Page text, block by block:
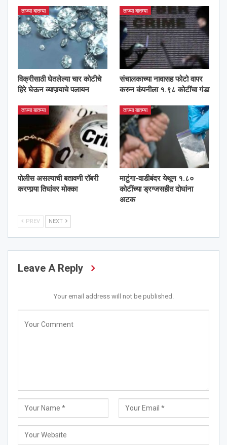
ताज्या बातम्या
विक्रीसाठी घेतलेल्या चार कोटीचे
हिरे घेऊन व्यापार्‍याचे पलायन
ताज्या बातम्या
संचालकाच्या नावासह फोटो वापर
करुन कंपनीला १.९८ कोटींचा गंडा
ताज्या बातम्या
पोलीस असल्याची बतावणी रॉबरी
करणार्‍या तिघांवर मोक्का
ताज्या बातम्या
माटुंगा-वाडीबंदर येथून १.८०
कोटींच्या ड्रग्जसहीत दोघांना
अटक
PREV NEXT
Leave A Reply
Your email address will not be published.